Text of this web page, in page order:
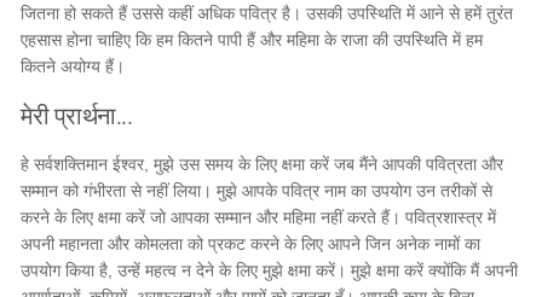
जितना हो सकते हैं उससे कहीं अधिक पवित्र है। उसकी उपस्थिति में आने से हमें तुरंत
एहसास होना चाहिए कि हम कितने पापी हैं और महिमा के राजा की उपस्थिति में हम
कितने अयोग्य हैं।
मेरी प्रार्थना...
हे सर्वशक्तिमान ईश्वर, मुझे उस समय के लिए क्षमा करें जब मैंने आपकी पवित्रता और
सम्मान को गंभीरता से नहीं लिया। मुझे आपके पवित्र नाम का उपयोग उन तरीकों से
करने के लिए क्षमा करें जो आपका सम्मान और महिमा नहीं करते हैं। पवित्रशास्त्र में
अपनी महानता और कोमलता को प्रकट करने के लिए आपने जिन अनेक नामों का
उपयोग किया है, उन्हें महत्व न देने के लिए मुझे क्षमा करें। मुझे क्षमा करें क्योंकि मैं अपनी